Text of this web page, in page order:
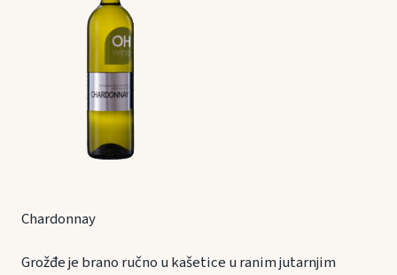
Chardonnay
Grožđe je brano ručno u kašetice u ranim jutarnjim